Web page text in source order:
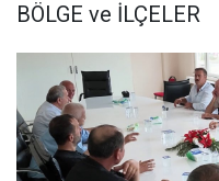
BÖLGE ve İLÇELER